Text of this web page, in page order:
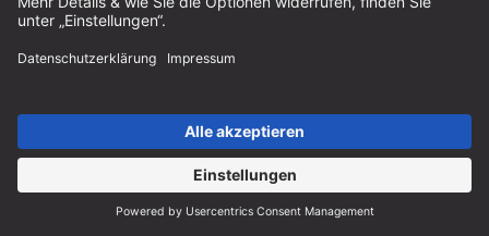
Katalog bestellen